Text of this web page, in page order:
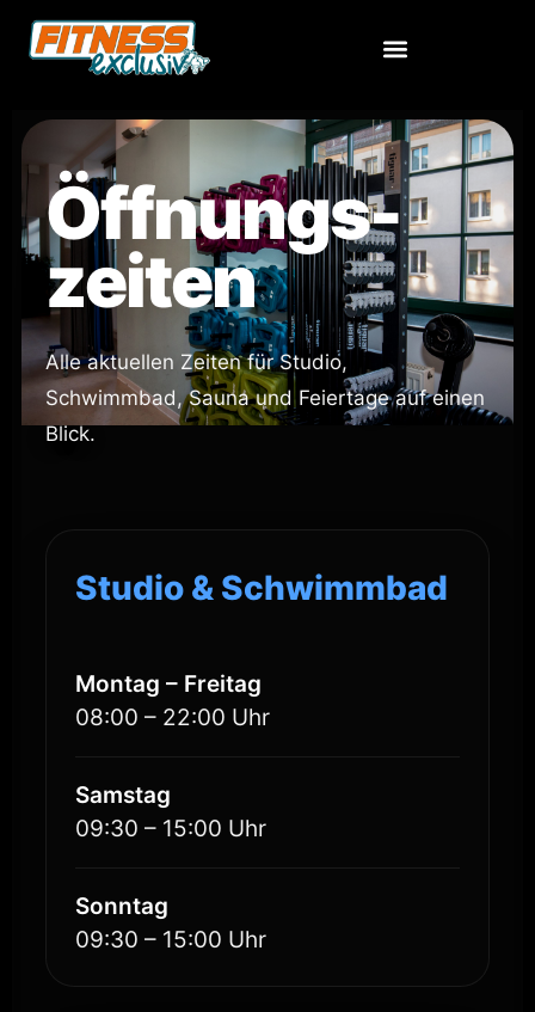
Öffnungs-
zeiten
Alle aktuellen Zeiten für Studio,
Schwimmbad, Sauna und Feiertage auf einen
Blick.
Studio & Schwimmbad
Montag – Freitag
08:00 – 22:00 Uhr
Samstag
09:30 – 15:00 Uhr
Sonntag
09:30 – 15:00 Uhr